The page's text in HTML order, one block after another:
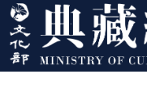
跳到主要內容
:::